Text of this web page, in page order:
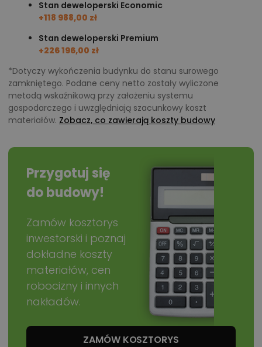
Stan deweloperski Economic
+118 988,00 zł
Stan deweloperski Premium
+226 196,00 zł
*Dotyczy wykończenia budynku do stanu surowego
zamkniętego. Podane ceny netto zostały wyliczone
metodą wskaźnikową przy założeniu systemu
gospodarczego i uwzględniają szacunkowy koszt
materiałów. Zobacz, co zawierają koszty budowy
Przygotuj się
do budowy!
Zamów kosztorys
inwestorski i poznaj
dokładne koszty
materiałów, cen
robocizny i innych
nakładów.
ZAMÓW KOSZTORYS